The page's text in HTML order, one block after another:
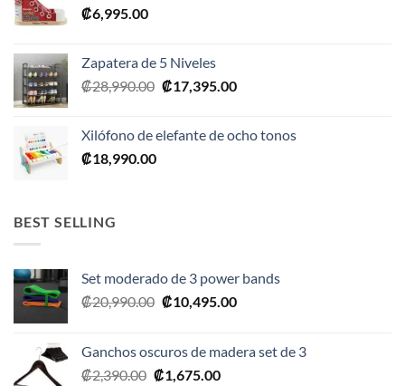
₡6,995.00
Zapatera de 5 Niveles
₡28,990.00 El
era:
₡17,395.00El
es:
Xilófono de elefante de ocho tonos
₡18,990.00
BEST SELLING
Set moderado de 3 power bands
₡20,990.00 El
era:
₡20,990.00.
₡10,495.00El
es:
Ganchos oscuros de madera set de 3
₡2,390.00 El
₡1,675.00El